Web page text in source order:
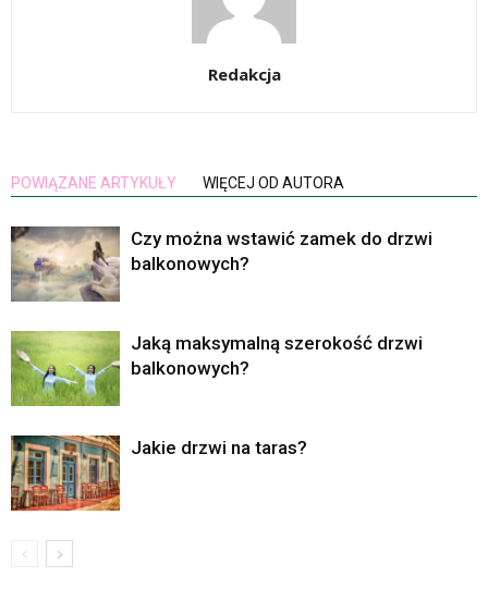
Redakcja
POWIĄZANE ARTYKUŁY WIĘCEJ OD AUTORA
Czy można wstawić zamek do drzwi
balkonowych?
Jaką maksymalną szerokość drzwi
balkonowych?
Jakie drzwi na taras?